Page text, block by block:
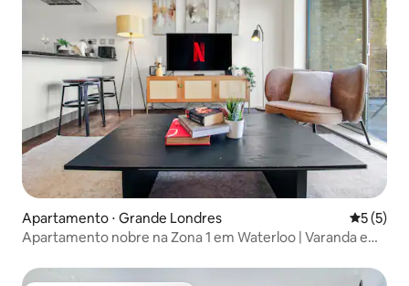
Apartamento ⋅ Grande Londres 5 de
5 (5)
Apartamento nobre na Zona 1 em Waterloo | Varanda e